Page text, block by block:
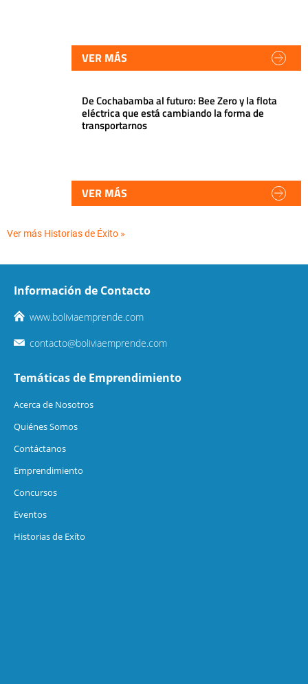
VER MÁS
De Cochabamba al futuro: Bee Zero y la flota
eléctrica que está cambiando la forma de
transportarnos
VER MÁS
Ver más Historias de Éxito »
Información de Contacto
www.boliviaemprende.com
contacto@boliviaemprende.com
Temáticas de Emprendimiento
Acerca de Nosotros
Quiénes Somos
Contáctanos
Emprendimiento
Concursos
Eventos
Historias de Exíto